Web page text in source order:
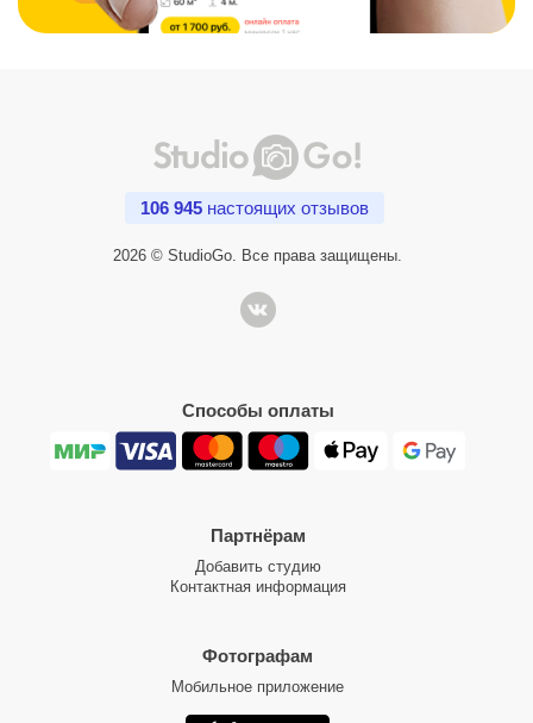
106 945 настоящих отзывов
2026 © StudioGo. Все права защищены.
Способы оплаты
Партнёрам
Добавить студию
Контактная информация
Фотографам
Мобильное приложение